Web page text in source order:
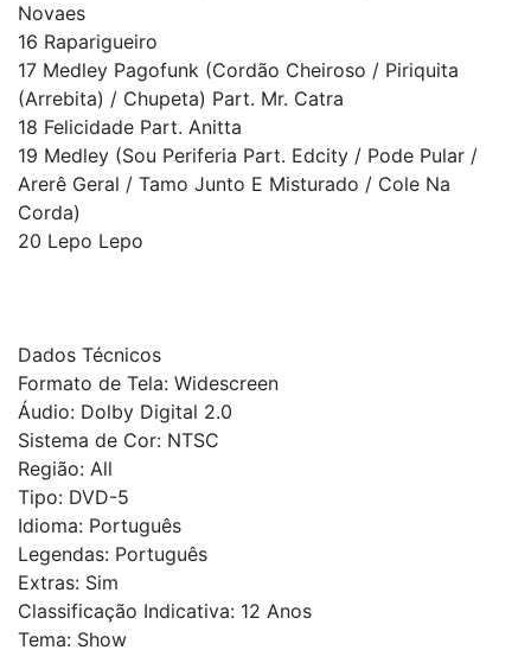
Novaes
16 Raparigueiro
17 Medley Pagofunk (Cordão Cheiroso / Piriquita
(Arrebita) / Chupeta) Part. Mr. Catra
18 Felicidade Part. Anitta
19 Medley (Sou Periferia Part. Edcity / Pode Pular /
Arerê Geral / Tamo Junto E Misturado / Cole Na
Corda)
20 Lepo Lepo
Dados Técnicos
Formato de Tela: Widescreen
Áudio: Dolby Digital 2.0
Sistema de Cor: NTSC
Região: All
Tipo: DVD-5
Idioma: Português
Legendas: Português
Extras: Sim
Classificação Indicativa: 12 Anos
Tema: Show